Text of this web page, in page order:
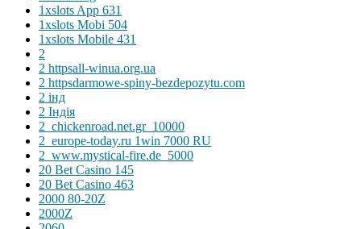
1xslots App 631
1xslots Mobi 504
1xslots Mobile 431
2
2 httpsall-winua.org.ua
2 httpsdarmowe-spiny-bezdepozytu.com
2 інд
2 Індія
2_chickenroad.net.gr_10000
2_europe-today.ru 1win 7000 RU
2_www.mystical-fire.de_5000
20 Bet Casino 145
20 Bet Casino 463
2000 80-20Z
2000Z